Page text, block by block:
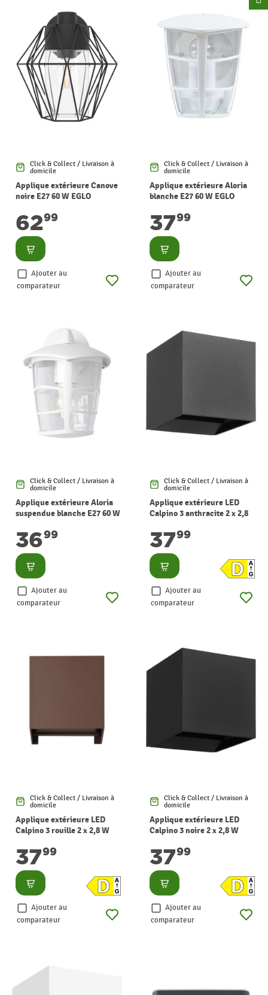
Click & Collect / Livraison à
domicile
Applique extérieure Canove
noire E27 60 W EGLO
6299
Consulter
Ajouter au
comparateur
Click & Collect / Livraison à
domicile
Applique extérieure Aloria
blanche E27 60 W EGLO
3799
Consulter
Ajouter au
comparateur
Click & Collect / Livraison à
domicile
Applique extérieure Aloria
suspendue blanche E27 60 W
3699
Consulter
Ajouter au
comparateur
Click & Collect / Livraison à
domicile
Applique extérieure LED
Calpino 3 anthracite 2 x 2,8
3799
Consulter
Ajouter au
comparateur
Click & Collect / Livraison à
domicile
Applique extérieure LED
Calpino 3 rouille 2 x 2,8 W
3799
Consulter
Ajouter au
comparateur
Click & Collect / Livraison à
domicile
Applique extérieure LED
Calpino 3 noire 2 x 2,8 W
3799
Consulter
Ajouter au
comparateur